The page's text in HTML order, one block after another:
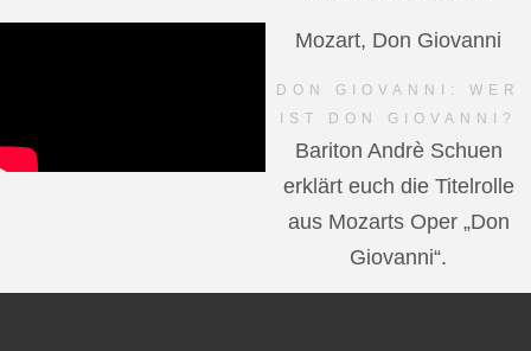
Mozart, Don Giovanni
DON GIOVANNI: WER
IST DON GIOVANNI?
Bariton Andrè Schuen
erklärt euch die Titelrolle
aus Mozarts Oper „Don
Giovanni“.